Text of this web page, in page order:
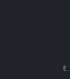
E.